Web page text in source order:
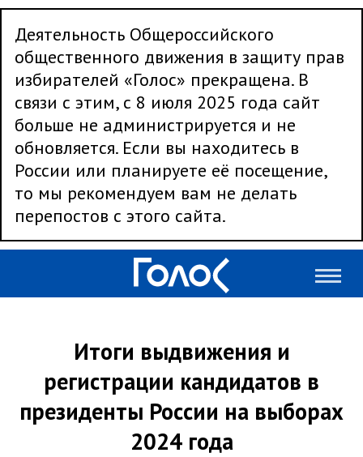
Деятельность Общероссийского
общественного движения в защиту прав
избирателей «Голос» прекращена. В
связи с этим, с 8 июля 2025 года сайт
больше не администрируется и не
обновляется. Если вы находитесь в
России или планируете её посещение,
то мы рекомендуем вам не делать
перепостов с этого сайта.
Итоги выдвижения и
регистрации кандидатов в
президенты России на выборах
2024 года